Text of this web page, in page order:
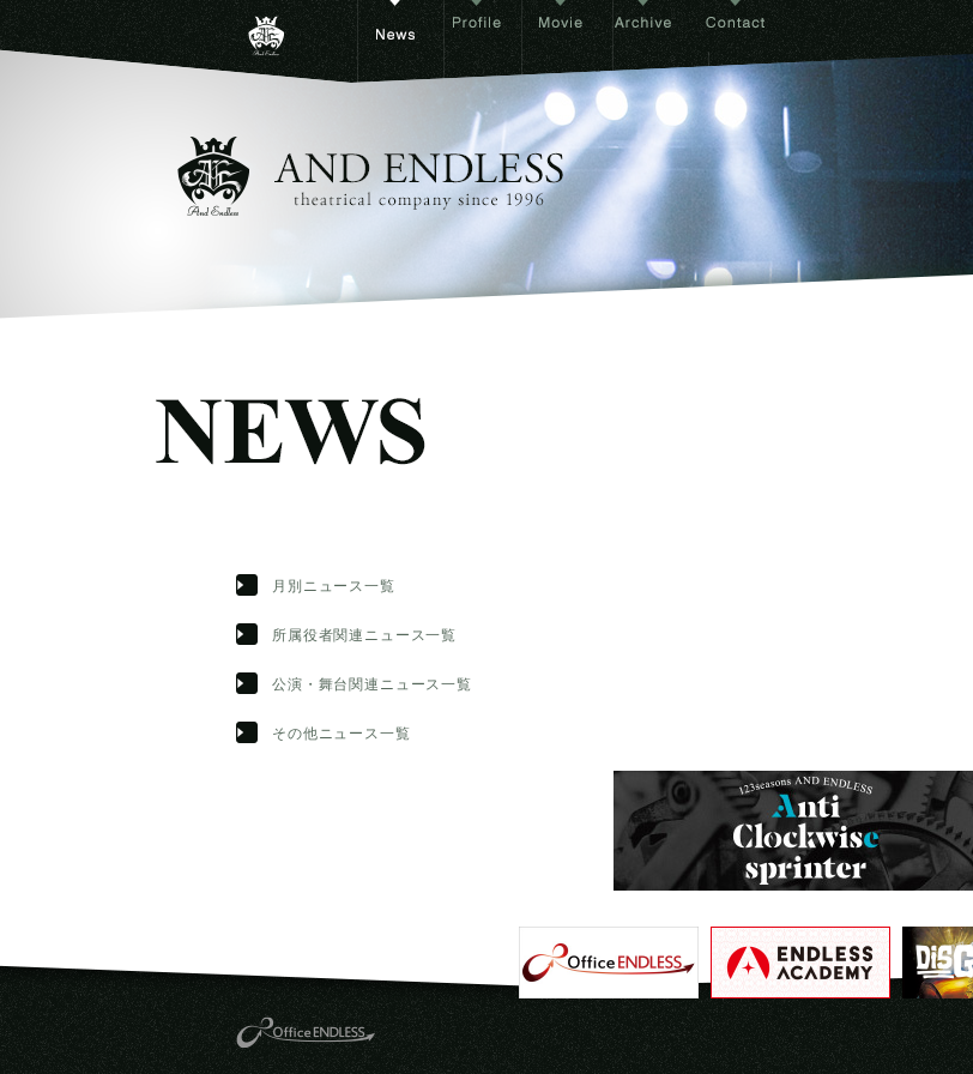
月別ニュース一覧
所属役者関連ニュース一覧
公演・舞台関連ニュース一覧
その他ニュース一覧